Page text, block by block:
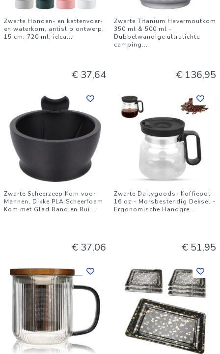
Zwarte Honden- en kattenvoer-
en waterkom, antislip ontwerp,
15 cm, 720 ml, idea...
€ 37,64
Zwarte Titanium Havermoutkom
350 ml & 500 ml -
Dubbelwandige ultralichte
camping...
€ 136,95
Zwarte Scheerzeep Kom voor
Mannen, Dikke PLA Scheerfoam
Kom met Glad Rand en Rui...
€ 37,06
Zwarte Dailygoods- Koffiepot
16 oz - Morsbestendig Deksel -
Ergonomische Handgre...
€ 51,95